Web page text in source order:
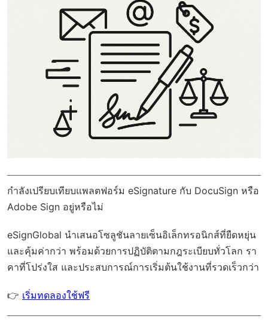
กำลังเปรียบเทียบแพลตฟอร์ม eSignature กับ DocuSign หรือ
Adobe Sign อยู่หรือไม่
eSignGlobal นำเสนอโซลูชันลายเซ็นอิเล็กทรอนิกส์ที่ยืดหยุ่น
และคุ้มค่ากว่า พร้อมด้วยการปฏิบัติตามกฎระเบียบทั่วโลก รา
คาที่โปร่งใส และประสบการณ์การเริ่มต้นใช้งานที่รวดเร็วกว่า
👉 เริ่มทดลองใช้ฟรี